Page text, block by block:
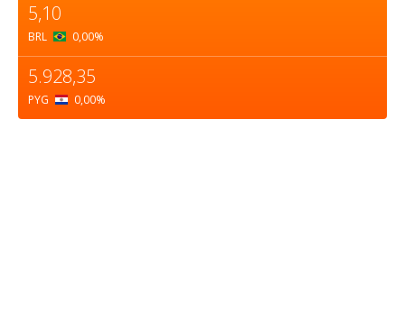
5,10
BRL 0,00%
5.928,35
PYG 0,00%